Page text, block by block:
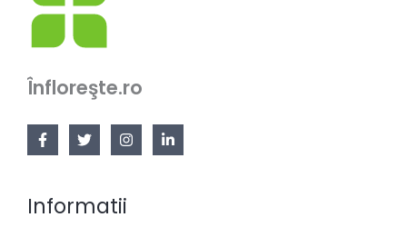
Înfloreşte.ro
Informatii